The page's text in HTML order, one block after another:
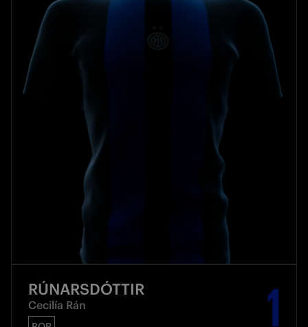
RÚNARSDÓTTIR
Cecilía Rán 1